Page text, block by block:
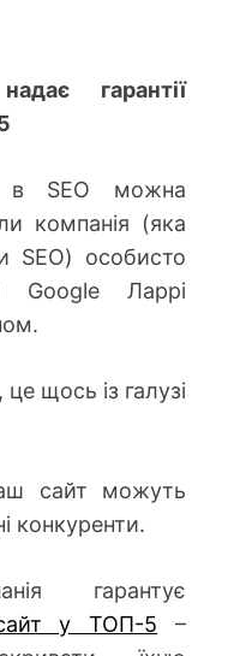
гарантії
в SEO можна
компанія (яка
SEO) особисто
Google Ларрі
щось із галузі
сайт можуть
конкуренти.
гарантує
у ТОП-5 –